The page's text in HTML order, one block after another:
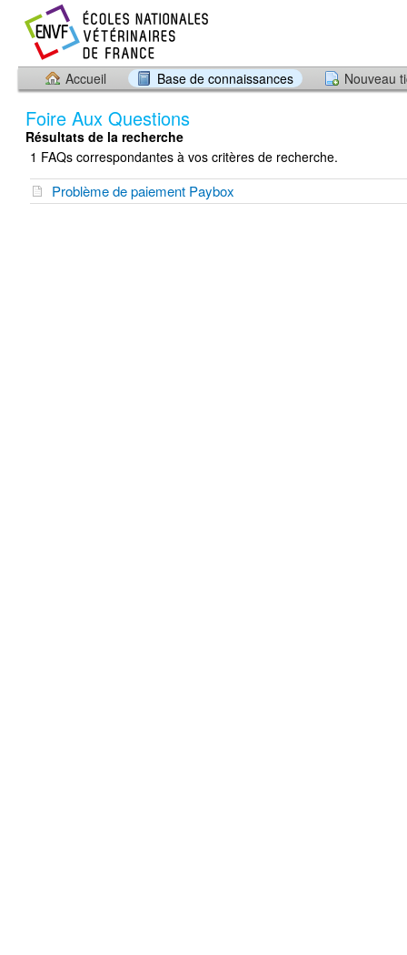
Accueil Base de connaissances Nouveau
Foire Aux Questions
Résultats de la recherche
1 FAQs correspondantes à vos critères de recherche.
Problème de paiement Paybox